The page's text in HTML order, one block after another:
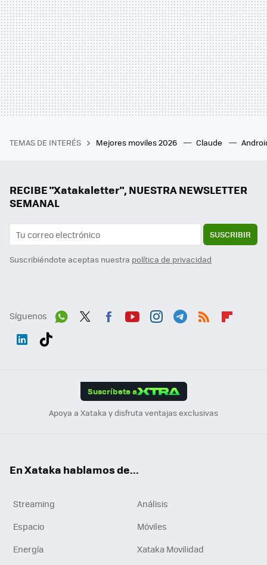
TEMAS DE INTERÉS Mejores moviles 2026 Claude
RECIBE "Xatakaletter", NUESTRA NEWSLETTER
SEMANAL
SUSCRIBIR
Suscribiéndote aceptas nuestra política de privacidad
Síguenos
Suscríbete a
Apoya a Xataka y disfruta ventajas exclusivas
En Xataka hablamos de...
Streaming
Análisis
Espacio
Móviles
Energía
Xataka Movilidad